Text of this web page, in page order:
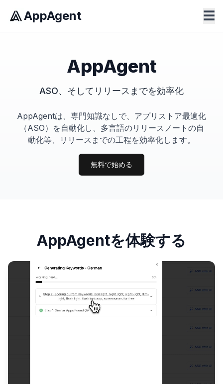
AppAgent ☰
AppAgent
ASO、そしてリリースまでを効率化
AppAgentは、専門知識なしで、アプリストア最適化
（ASO）を自動化し、多言語のリリースノートの自
動化等、リリースまでの工程を効率化します。
無料で始める
AppAgentを体験する